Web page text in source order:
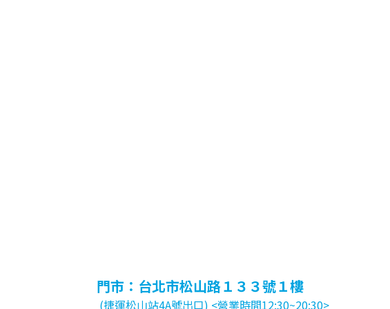
門市：台北市松山路１３３號１樓
(捷運松山站4A號出口) <營業時間12:30~20:30>